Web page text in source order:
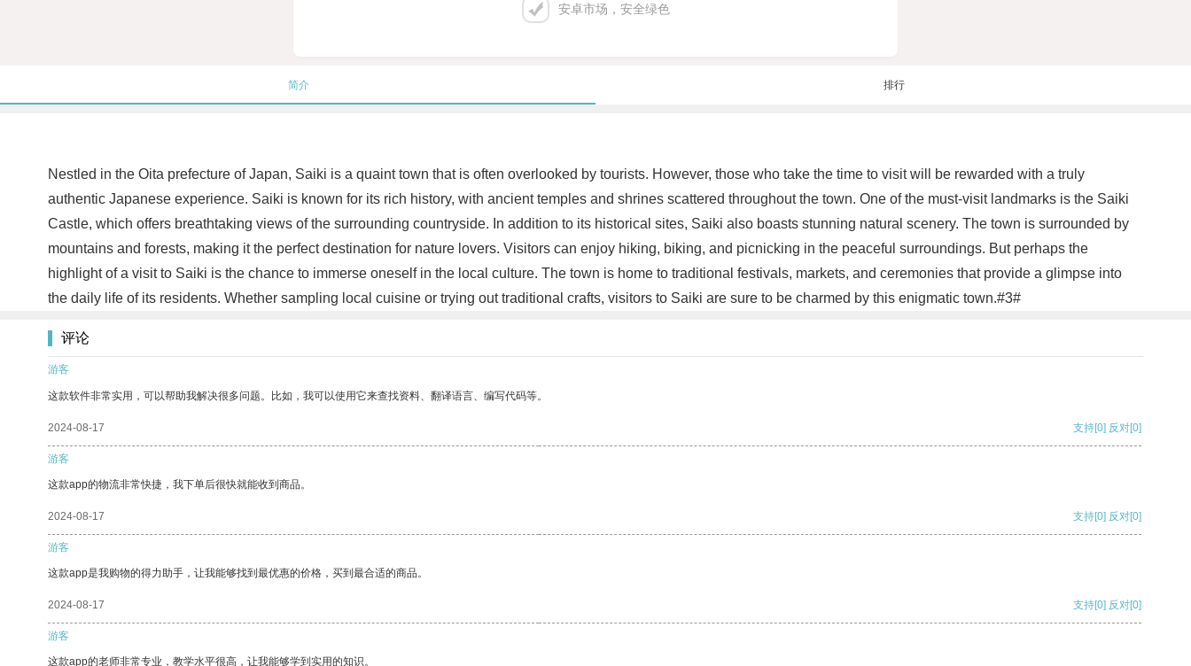
安卓市场，安全绿色
简介 排行
Nestled in the Oita prefecture of Japan, Saiki is a quaint town that is often overlooked by tourists. However, those who take the time to visit will be rewarded with a truly
authentic Japanese experience. Saiki is known for its rich history, with ancient temples and shrines scattered throughout the town. One of the must-visit landmarks is the Saiki
Castle, which offers breathtaking views of the surrounding countryside. In addition to its historical sites, Saiki also boasts stunning natural scenery. The town is surrounded by
mountains and forests, making it the perfect destination for nature lovers. Visitors can enjoy hiking, biking, and picnicking in the peaceful surroundings. But perhaps the
highlight of a visit to Saiki is the chance to immerse oneself in the local culture. The town is home to traditional festivals, markets, and ceremonies that provide a glimpse into
the daily life of its residents. Whether sampling local cuisine or trying out traditional crafts, visitors to Saiki are sure to be charmed by this enigmatic town.#3#
评论
游客
这款软件非常实用，可以帮助我解决很多问题。比如，我可以使用它来查找资料、翻译语言、编写代码等。
2024-08-17 支持[0] 反对[0]
游客
这款app的物流非常快捷，我下单后很快就能收到商品。
2024-08-17 支持[0] 反对[0]
游客
这款app是我购物的得力助手，让我能够找到最优惠的价格，买到最合适的商品。
2024-08-17 支持[0] 反对[0]
游客
这款app的老师非常专业，教学水平很高，让我能够学到实用的知识。